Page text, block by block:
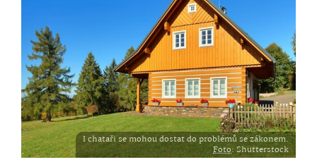
I chataři se mohou dostat do problémů se zákonem.
Foto: Shutterstock